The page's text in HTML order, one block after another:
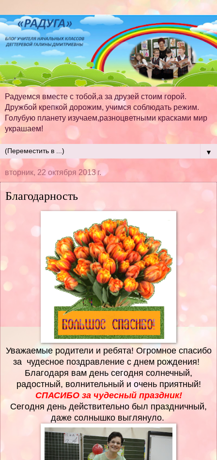
Радуемся вместе с тобой,а за друзей стоим горой.
Дружбой крепкой дорожим, учимся соблюдать режим.
Голубую планету изучаем,разноцветными красками мир
украшаем!
▼
вторник, 22 октября 2013 г.
Благодарность
Уважаемые родители и ребята! Огромное спасибо
за чудесное поздравление с днем рождения!
Благодаря вам день сегодня солнечный,
радостный, волнительный и очень приятный!
СПАСИБО за чудесный праздник!
Сегодня день действительно был праздничный,
даже солнышко выглянуло.